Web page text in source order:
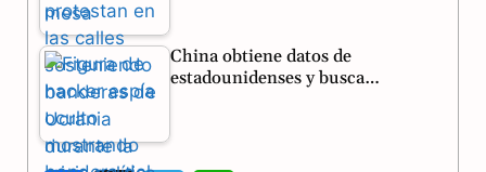
China obtiene datos de
estadounidenses y busca…